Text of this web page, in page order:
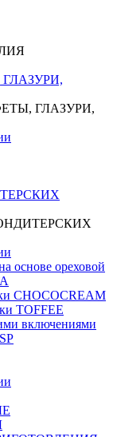
ГЛАЗУРИ,
основе ореховой
CHOCOCREAM
TOFFEE
включениями